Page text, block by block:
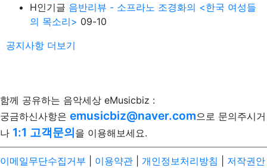
H인기글 음반리뷰 - 소프라노 조경화의 <한국 여성들
의 목소리> 09-10
공지사항 더보기
함께 공유하는 음악세상 eMusicbiz :
궁금하신사항은 emusicbiz@naver.com으로 문의주시거
나 1:1 고객문의을 이용해보세요.
이메일무단수집거부 이용약관 개인정보처리방침
저작권안